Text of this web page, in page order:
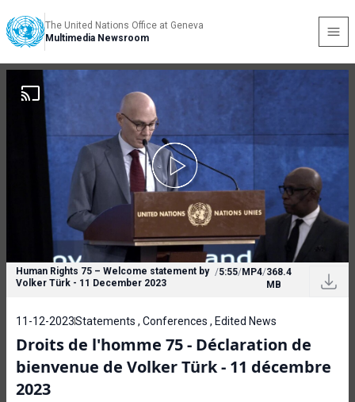
The United Nations Office at Geneva
Multimedia Newsroom
Human Rights 75 – Welcome statement by
Volker Türk - 11 December 2023
/5:55/MP4/368.4
MB
11-12-2023Statements , Conferences , Edited News
Droits de l'homme 75 - Déclaration de
bienvenue de Volker Türk - 11 décembre
2023